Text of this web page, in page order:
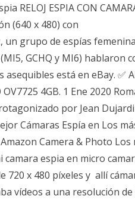
RELOJ ESPIA CON
(640 x 480) con
un grupo de espías
GCHQ y MI6) hablaron
está en eBay. ✅
OV7725 4GB. 1 Ene 2020
por Jean
Cámaras Espía en Los
Camera & Photo
camara espia en micro
720 x 480 píxeles y allí
vídeos a una resolución